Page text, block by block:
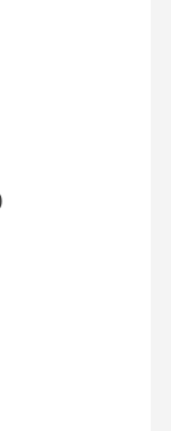
来”转到
活得好则是
取生活资
具有挑战
价值所
转变为培
，其目的
一部分